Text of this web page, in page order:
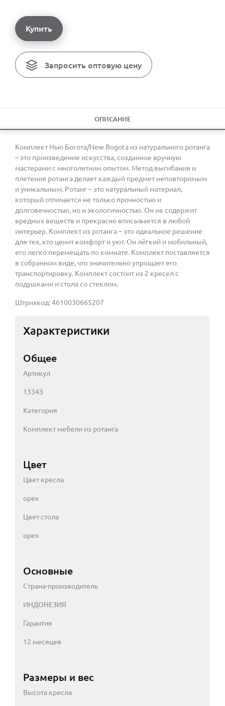
Купить
Запросить оптовую цену
ОПИСАНИЕ
Комплект Нью Богота/New Bogota из натурального ротанга
– это произведение искусства, созданное вручную
мастерами с многолетним опытом. Метод выгибания и
плетения ротанга делает каждый предмет неповторимым
и уникальным. Ротанг – это натуральный материал,
который отличается не только прочностью и
долговечностью, но и экологичностью. Он не содержит
вредных веществ и прекрасно вписывается в любой
интерьер. Комплект из ротанга – это идеальное решение
для тех, кто ценит комфорт и уют. Он лёгкий и мобильный,
его легко перемещать по комнате. Комплект поставляется
в собранном виде, что значительно упрощает его
транспортировку. Комплект состоит из 2 кресел с
подушками и стола со стеклом.
Штрихкод: 4610030665207
Характеристики
Общее
Артикул
13343
Категория
Комплект мебели из ротанга
Цвет
Цвет кресла
орех
Цвет стола
орех
Основные
Страна-производитель
ИНДОНЕЗИЯ
Гарантия
12 месяцев
Размеры и вес
Высота кресла